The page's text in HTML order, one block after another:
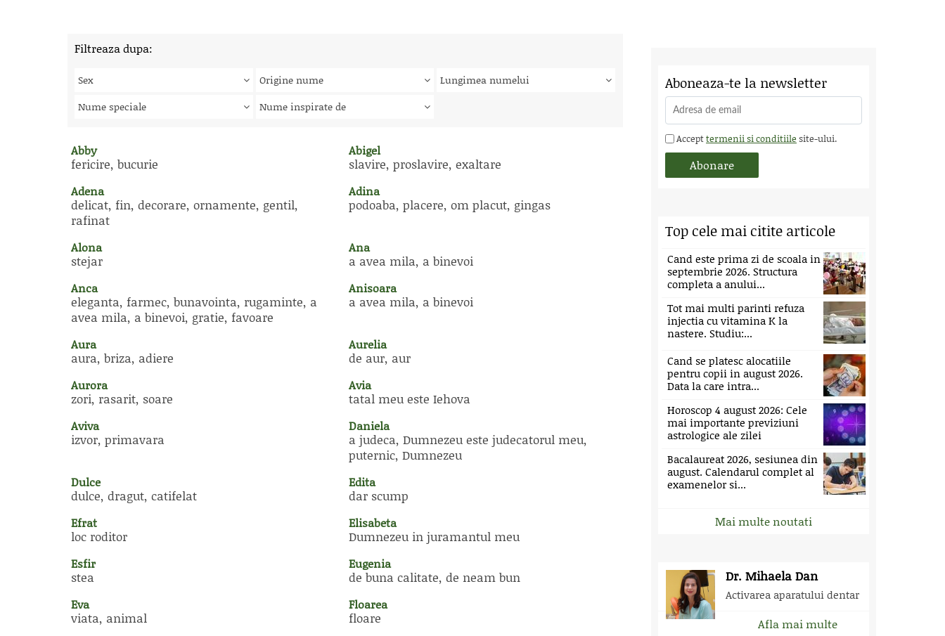
Filtreaza dupa:
Sex Origine nume
Lungimea numelui
Nume speciale
Nume inspirate de
Abby
fericire, bucurie
Abigel
slavire, proslavire, exaltare
Adena
delicat, fin, decorare, ornamente, gentil,
rafinat
Adina
podoaba, placere, om placut, gingas
Alona
stejar
Ana
a avea mila, a binevoi
Anca
eleganta, farmec, bunavointa, rugaminte, a
avea mila, a binevoi, gratie, favoare
Anisoara
a avea mila, a binevoi
Aura
aura, briza, adiere
Aurelia
de aur, aur
Aurora
zori, rasarit, soare
Avia
tatal meu este Iehova
Aviva
izvor, primavara
Daniela
a judeca, Dumnezeu este judecatorul meu,
puternic, Dumnezeu
Dulce
dulce, dragut, catifelat
Edita
dar scump
Efrat
loc roditor
Elisabeta
Dumnezeu in juramantul meu
Esfir
stea
Eugenia
de buna calitate, de neam bun
Eva
viata, animal
Floarea
floare
Aboneaza-te la newsletter
Accepttermenii si conditiile site-ului.
Top cele mai citite articole
Cand este prima zi de scoala in
septembrie 2026. Structura
completa a anului...
Tot mai multi parinti refuza
injectia cu vitamina K la
nastere. Studiu:...
Cand se platesc alocatiile
pentru copii in august 2026.
Data la care intra...
Horoscop 4 august 2026: Cele
mai importante previziuni
astrologice ale zilei
Bacalaureat 2026, sesiunea din
august. Calendarul complet al
examenelor si...
Mai multe noutati
Dr. Mihaela Dan
Activarea aparatului dentar
Afla mai multe